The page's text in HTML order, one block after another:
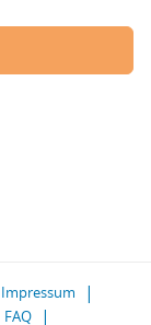
Impressum
FAQ